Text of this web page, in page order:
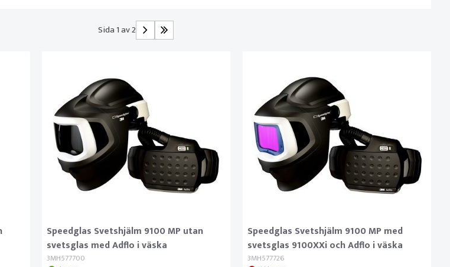
Sida 1 av 2
Speedglas Svetshjälm 9100 MP utan
svetsglas med Adflo i väska
3MH577700
Speedglas Svetshjälm 9100 MP med
svetsglas 9100XXi och Adflo i väska
3MH577726